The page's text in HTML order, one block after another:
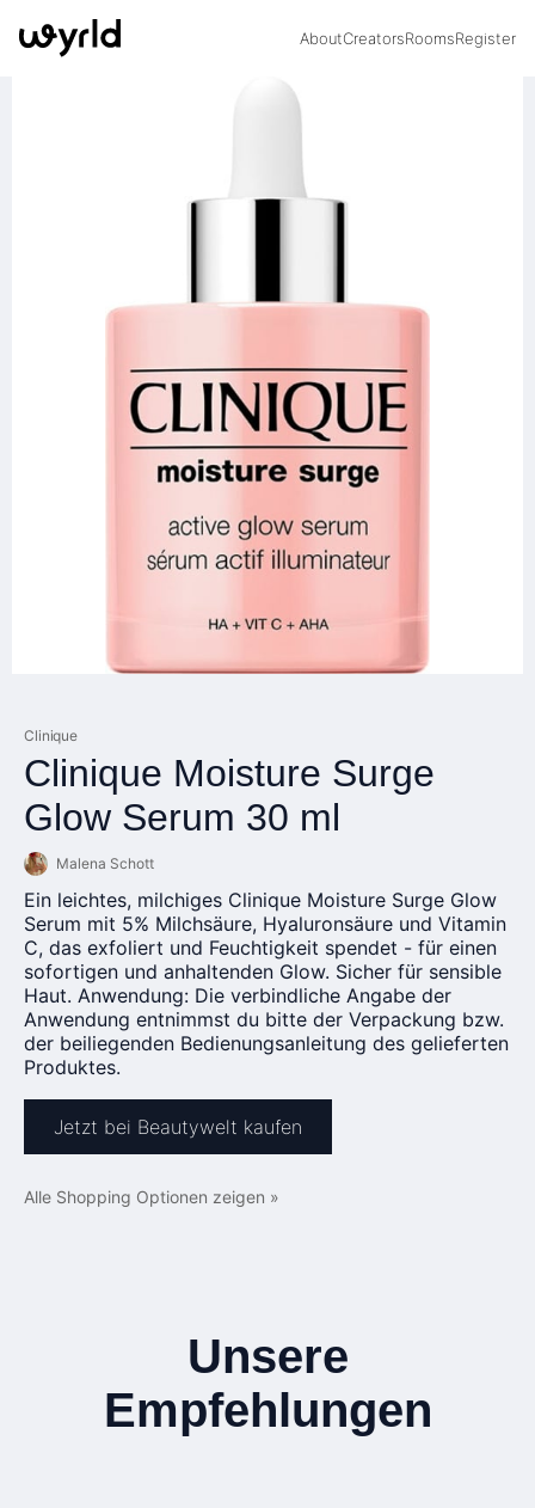
AboutCreatorsRoomsRegister
Clinique
Clinique Moisture Surge
Glow Serum 30 ml
Malena Schott
Ein leichtes, milchiges Clinique Moisture Surge Glow
Serum mit 5% Milchsäure, Hyaluronsäure und Vitamin
C, das exfoliert und Feuchtigkeit spendet - für einen
sofortigen und anhaltenden Glow. Sicher für sensible
Haut. Anwendung: Die verbindliche Angabe der
Anwendung entnimmst du bitte der Verpackung bzw.
der beiliegenden Bedienungsanleitung des gelieferten
Produktes.
Jetzt bei Beautywelt kaufen
Alle Shopping Optionen zeigen »
Unsere
Empfehlungen